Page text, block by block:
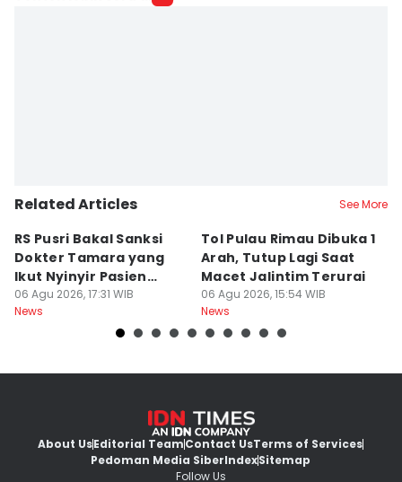
Related Articles See More
RS Pusri Bakal Sanksi
Dokter Tamara yang
Ikut Nyinyir Pasien
Yurizal
06 Agu 2026, 17:31 WIB
News
Tol Pulau Rimau Dibuka 1
Arah, Tutup Lagi Saat
Macet Jalintim Terurai
06 Agu 2026, 15:54 WIB
News
About UsEditorial TeamContact UsTerms of Services
Pedoman Media SiberIndexSitemap
Follow Us